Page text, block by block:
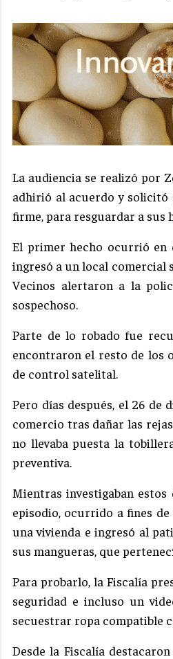
La audiencia se realizó por
adhirió al acuerdo y solicitó
firme, para resguardar a sus
El primer hecho ocurrió en
ingresó a un local comercial
Vecinos alertaron a la
sospechoso.
Parte de lo robado fue
encontraron el resto de los
de control satelital.
Pero días después, el 26 de
comercio tras dañar las
no llevaba puesta la
preventiva.
Mientras investigaban
episodio, ocurrido a fines
una vivienda e ingresó al
sus mangueras, que
Para probarlo, la Fiscalía
seguridad e incluso un
secuestrar ropa compatible
Desde la Fiscalía